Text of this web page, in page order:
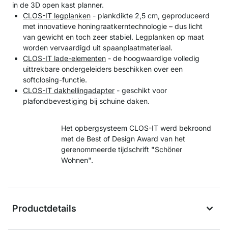
in de 3D open kast planner.
CLOS-IT legplanken - plankdikte 2,5 cm, geproduceerd
met innovatieve honingraatkerntechnologie – dus licht
van gewicht en toch zeer stabiel. Legplanken op maat
worden vervaardigd uit spaanplaatmateriaal.
CLOS-IT lade-elementen - de hoogwaardige volledig
uittrekbare ondergeleiders beschikken over een
softclosing-functie.
CLOS-IT dakhellingadapter - geschikt voor
plafondbevestiging bij schuine daken.
Het opbergsysteem CLOS-IT werd bekroond
met de Best of Design Award van het
gerenommeerde tijdschrift "Schöner
Wohnen".
Productdetails